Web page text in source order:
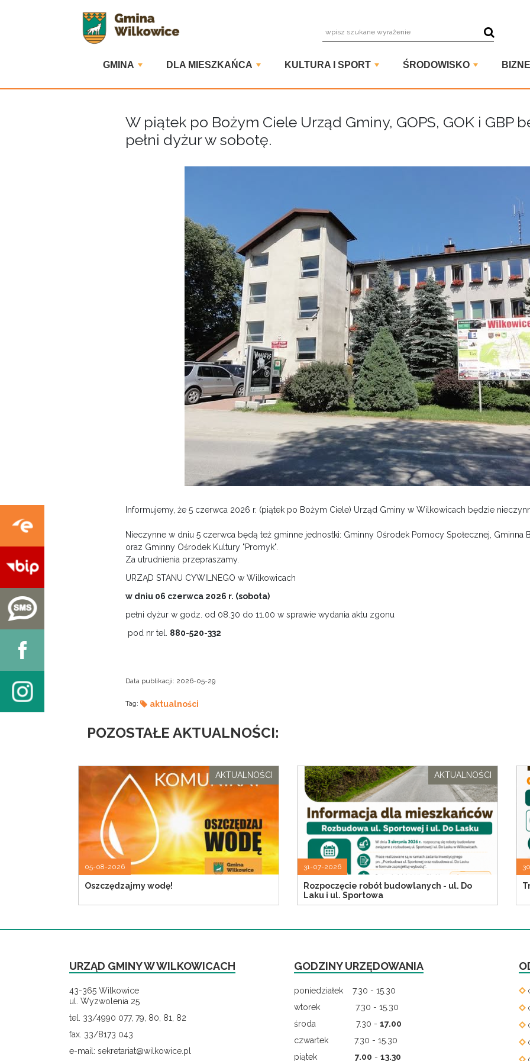
GMINA DLA MIESZKAŃCA KULTURA I SPORT ŚRODOWISKO
W piątek po Bożym Ciele Urząd Gminy, GOPS, GOK i GBP
pełni dyżur w sobotę.
Informujemy, że 5 czerwca 2026 r. (piątek po Bożym Ciele) Urząd Gminy w Wilkowicach będzie
Nieczynne w dniu 5 czerwca będą też gminne jednostki: Gminny Ośrodek Pomocy Społecznej, Gminna
oraz Gminny Ośrodek Kultury "Promyk".
Za utrudnienia przepraszamy.
URZĄD STANU CYWILNEGO w Wilkowicach
w dniu 06 czerwca 2026 r. (sobota)
pełni dyżur w godz. od 08.30 do 11.00 w sprawie wydania aktu zgonu
pod nr tel. 880-520-332
Data publikacji: 2026-05-29
Tag: aktualności
POZOSTAŁE AKTUALNOŚCI:
05-08-2026
Oszczędzajmy wodę!
AKTUALNOŚCI
31-07-2026
Rozpoczęcie robót budowlanych - ul. Do
Laku i ul. Sportowa
AKTUALNOŚCI
URZĄD GMINY W WILKOWICACH
43-365 Wilkowice
ul. Wyzwolenia 25
tel. 33/4990 077, 79, 80, 81, 82
fax. 33/8173 043
e-mail: sekretariat@wilkowice.pl
GODZINY URZĘDOWANIA
poniedziałek 7.30 - 15.30
wtorek 7.30 - 15.30
środa 7.30 - 17.00
czwartek 7.30 - 15.30
piątek 7.00 - 13.30